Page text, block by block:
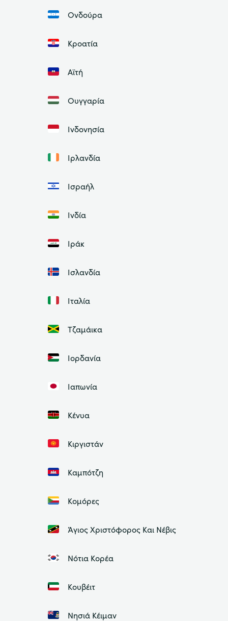
Ονδούρα
Κροατία
Αϊτή
Ουγγαρία
Ινδονησία
Ιρλανδία
Ισραήλ
Ινδία
Ιράκ
Ισλανδία
Ιταλία
Τζαμάικα
Ιορδανία
Ιαπωνία
Κένυα
Κιργιστάν
Καμπότζη
Κομόρες
Άγιος Χριστόφορος Και Νέβις
Νότια Κορέα
Κουβέιτ
Νησιά Κέιμαν